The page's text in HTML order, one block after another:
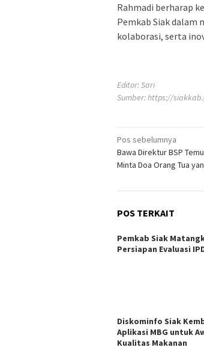
Rahmadi berharap
Pemkab Siak dalam
kolaborasi, serta
Editor: Sari
Sumber:https://
Navigasi
pos
Pos sebelumnya
Bawa Direktur BSP
Minta Doa Orang Tua
POS TERKAIT
Pemkab Siak
Persiapan Evaluasi
Diskominfo Siak
Aplikasi MBG untuk
Kualitas Makanan